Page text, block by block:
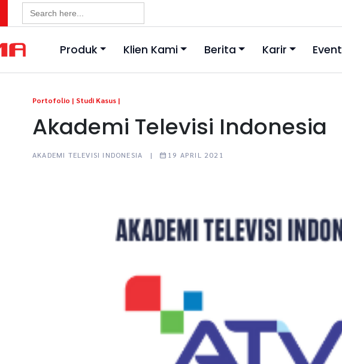
Search
for:
Produk Klien Kami Berita Karir Event
Portofolio | Studi Kasus |
Akademi Televisi Indonesia
AKADEMI TELEVISI INDONESIA | 19 APRIL 2021